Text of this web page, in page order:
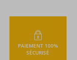
PAIEMENT 100%
SÉCURISÉ